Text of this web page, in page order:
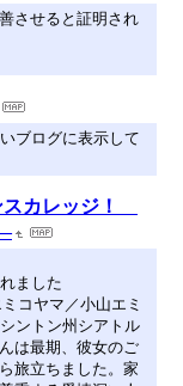
させると証明され
ブログに表示して
スカレッジ！
ました
コヤマ／小山エミ
ントン州シアトル
は最期、彼女のご
旅立ちました。家